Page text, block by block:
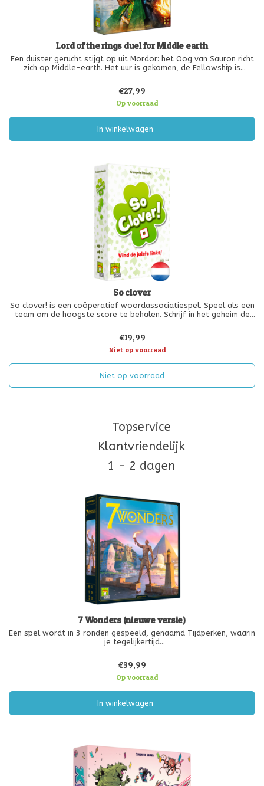
Lord of the rings duel for Middle earth
Een duister gerucht stijgt op uit Mordor: het Oog van Sauron richt
zich op Middle-earth. Het uur is gekomen, de Fellowship is
€27,99
Op voorraad
In winkelwagen
So clover
So clover! is een coöperatief woordassociatiespel. Speel als een
team om de hoogste score te behalen. Schrijf in het geheim de
Werk vervolge
€19,99
Niet op voorraad
Niet op voorraad
Topservice
Klantvriendelijk
1 - 2 dagen
7 Wonders (nieuwe versie)
Een spel wordt in 3 ronden gespeeld, genaamd Tijdperken, waarin
je tegelijkertijd
met de steden van zijn twee buren (naburige ste
€39,99
Op voorraad
In winkelwagen